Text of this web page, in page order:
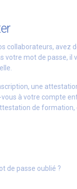
collaborateurs, avez
votre mot de passe, il
une
à votre compte
de
de passe oublié ?